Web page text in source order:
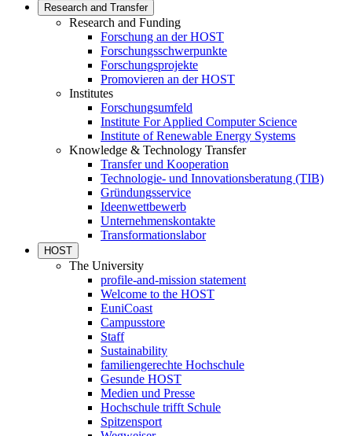
Research and Transfer
Research and Funding
Forschung an der HOST
Forschungsschwerpunkte
Forschungsprojekte
Promovieren an der HOST
Institutes
Forschungsumfeld
Institute For Applied Computer Science
Institute of Renewable Energy Systems
Knowledge & Technology Transfer
Transfer und Kooperation
Technologie- und Innovationsberatung (TIB)
Gründungsservice
Ideenwettbewerb
Unternehmenskontakte
Transformationslabor
HOST
The University
profile-and-mission statement
Welcome to the HOST
EuniCoast
Campusstore
Staff
Sustainability
familiengerechte Hochschule
Gesunde HOST
Medien und Presse
Hochschule trifft Schule
Spitzensport